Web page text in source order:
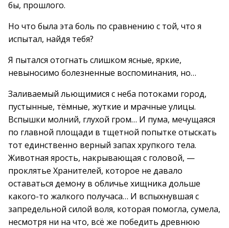
бы, прошлого.
Но что была эта боль по сравнению с той, что я
испытал, найдя тебя?
Я пытался отогнать слишком ясные, яркие,
невыносимо болезненные воспоминания, но…
Заливаемый льющимися с неба потоками город,
пустынные, тёмные, жуткие и мрачные улицы.
Вспышки молний, глухой гром… И пума, мечущаяся
по главной площади в тщетной попытке отыскать
тот единственно верный запах хрупкого тела.
Животная ярость, накрывающая с головой, —
проклятье Хранителей, которое не давало
оставаться демону в обличье хищника дольше
какого-то жалкого получаса… И вспыхнувшая с
запредельной силой воля, которая помогла, сумела,
несмотря ни на что, всё же победить древнюю